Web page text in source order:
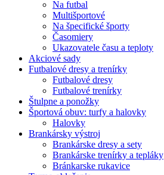
Na futbal
Multišportové
Na špecifické športy
Časomiery
Ukazovatele času a teploty
Akciové sady
Futbalové dresy a trenírky
Futbalové dresy
Futbalové trenírky
Štulpne a ponožky
Športová obuv: turfy a halovky
Halovky
Brankársky výstroj
Brankárske dresy a sety
Brankárske trenírky a tepláky
Bránkarske rukavice